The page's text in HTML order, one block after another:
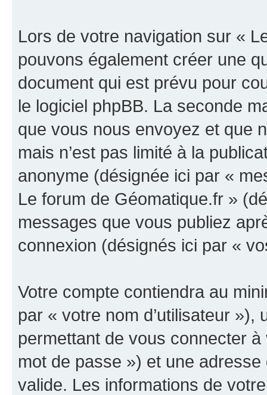
Lors de votre navigation sur «
pouvons également créer une
document qui est prévu pour
le logiciel phpBB. La seconde
que vous nous envoyez et que
mais n’est pas limité à la
anonyme (désignée ici par «
Le forum de Géomatique.fr »
messages que vous publiez
connexion (désignés ici par «
Votre compte contiendra au
par « votre nom d’utilisateur
permettant de vous connecter
mot de passe ») et une
valide. Les informations de